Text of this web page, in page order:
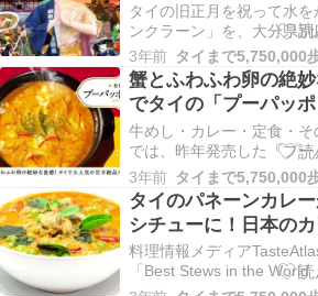
タイの旧正月を祝って水
ンクラーン」を、大分県
に開催、かけるのは水では
県ならではのソンクラーン
れは4月1日（土）～3日（
「第109回別...
3年前 タイまで5,750,000
蟹とふわふわ卵の絶
でタイの「プーパッ
復活
牛めし・カレー・定食・そ
では、昨年発売した「プ
を復活、3月28日より販売
「アサヒ スーパードライ
日販売も行ないます。 タ
品カレーをごはん...
3年前 タイまで5,750,000
タイのパネーンカレ
シチューに！日本の
「世界のベストシチ
料理情報メディア
「Best Stews in the World
ュー）」を発表しました。